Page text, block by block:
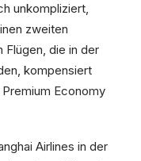
unkompliziert,
zweiten
Flügen, die in der
kompensiert
Economy
Airlines in der